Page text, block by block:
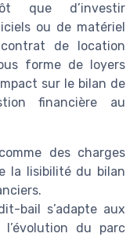
que d’investir
ou de matériel
de location
forme de loyers
sur le bilan de
financière au
des charges
la lisibilité du bilan
bail s’adapte aux
du parc